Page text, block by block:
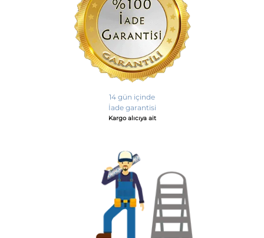
14 gün içinde
İade garantisi
Kargo alıcıya ait